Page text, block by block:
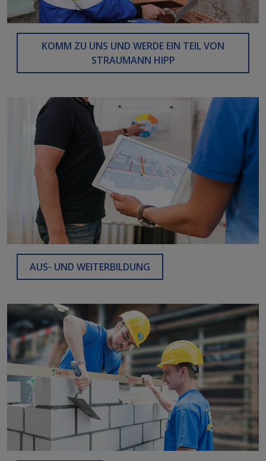
KOMM ZU UNS UND WERDE EIN TEIL VON
STRAUMANN HIPP
AUS- UND WEITERBILDUNG